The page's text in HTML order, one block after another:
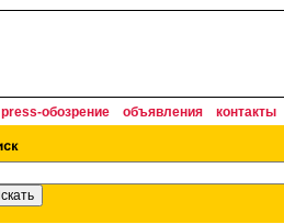
press-обозрение объявления контакты